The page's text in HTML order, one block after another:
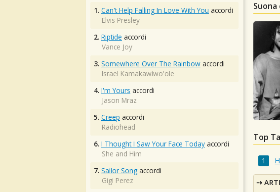
Top
1. Can't Help Falling In Love With You accordi
Elvis Presley
2. Riptide accordi
Vance Joy
3. Somewhere Over The Rainbow accordi
Israel Kamakawiwo'ole
4. I'm Yours accordi
Jason Mraz
5. Creep accordi
Radiohead
6. I Thought I Saw Your Face Today accordi
She and Him
7. Sailor Song accordi
Gigi Perez